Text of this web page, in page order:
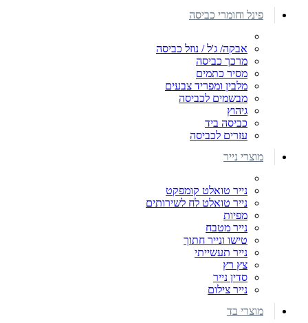
פינל וחומרי כביסה
אבקה/ ג'ל / נוזל כביסה
מרכך כביסה
מסיר כתמים
מלבין ומפריד צבעים
מבשמים לכביסה
גיהוץ
כביסה ביד
עזרים לכביסה
מוצרי נייר
נייר טואלט קומפקט
נייר טואלט לח לשירותים
מפיות
נייר מטבח
טישו ונייר חתוך
נייר תעשייתי
צץ רץ
סדין נייר
נייר צילום
מוצרי בד